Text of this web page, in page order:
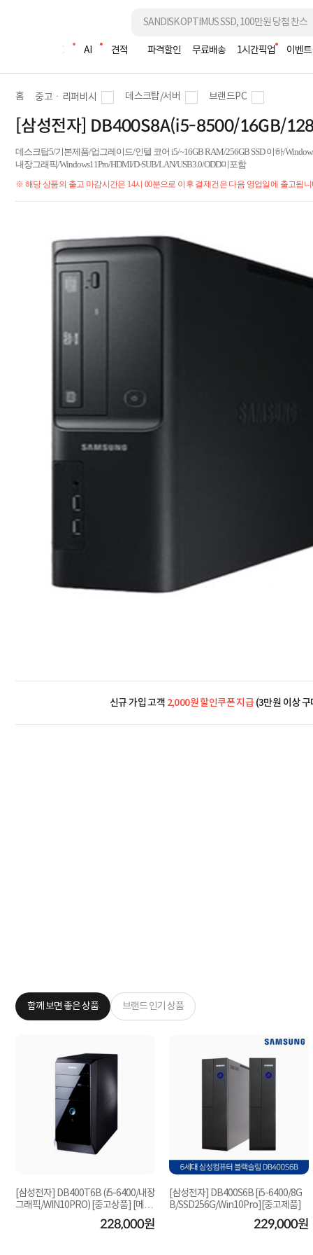
조립PC AI 견적 파격할인 무료배송 1시간픽업 이벤트
홈 중고ㆍ리퍼비시 데스크탑/서버 브랜드PC
[삼성전자] DB400S8A(i5-8500/16GB/
데스크탑5/기본제품/업그레이드/인텔 코어 i5/~16GB RAM/256GB SSD 이하/
내장그래픽/Windows11Pro/HDMI/D-SUB/LAN/USB3.0/ODD미포함
※ 해당 상품의 출고 마감시간은 14시 00분으로 이후 결제건은 다음 영업일에 출고됩니
신규 가입 고객 2,000원 할인쿠폰 지급(3만원 이상 구
함께 보면 좋은 상품 브랜드 인기 상품
[삼성전자] DB400T6B (i5-6400/내장
그래픽/WIN10PRO) [중고상품] [메모
228,000원
[삼성전자] DB400S6B [i5-6400/8G
B/SSD256G/Win10Pro][중고제품]
229,000원